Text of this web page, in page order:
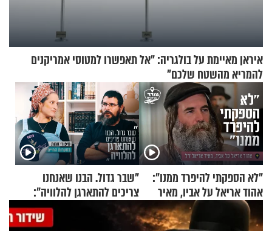
איראן מאיימת על בולגריה: "אל תאפשרו למטוסי אמריקנים
להמריא מהשטח שלכם"
"לא הספקתי להיפרד ממנו":
אהוד אריאל על אביו, מאיר
אריאל ז"ל
"שבר גדול. הבנו שאנחנו
צריכים להתארגן להלוויה":
זוגיות במבחן, הפעם עם מרים
וגד דנינו